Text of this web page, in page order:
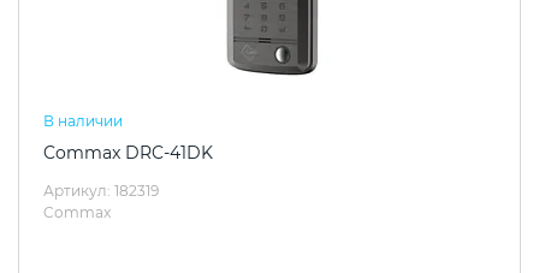
В наличии
Commax DRC-41DK
Артикул: 182319
Commax